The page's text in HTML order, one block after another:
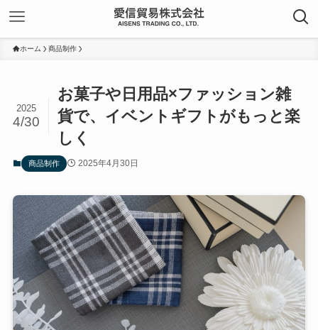
ホーム 商品制作
お菓子や日用品×ファッション雑
貨で、イベントギフトがもっと楽
しく
2025
4/30
商品制作 2025年4月30日